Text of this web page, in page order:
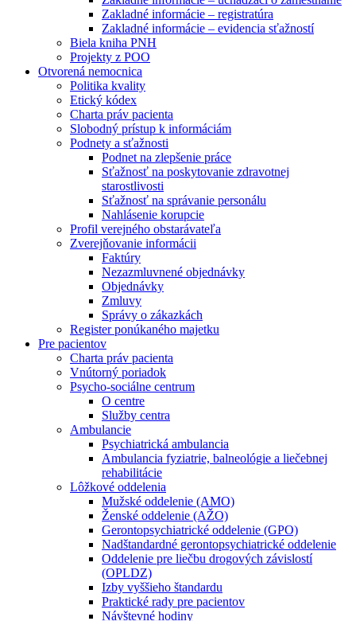
Zakladné informácie – registratúra
Zakladné informácie – evidencia sťažností
Biela kniha PNH
Projekty z POO
Otvorená nemocnica
Politika kvality
Etický kódex
Charta práv pacienta
Slobodný prístup k informáciám
Podnety a sťažnosti
Podnet na zlepšenie práce
Sťažnosť na poskytovanie zdravotnej
starostlivosti
Sťažnosť na správanie personálu
Nahlásenie korupcie
Profil verejného obstarávateľa
Zverejňovanie informácii
Faktúry
Nezazmluvnené objednávky
Objednávky
Zmluvy
Správy o zákazkách
Register ponúkaného majetku
Pre pacientov
Charta práv pacienta
Vnútorný poriadok
Psycho-sociálne centrum
O centre
Služby centra
Ambulancie
Psychiatrická ambulancia
Ambulancia fyziatrie, balneológie a liečebnej
rehabilitácie
Lôžkové oddelenia
Mužské oddelenie (AMO)
Ženské oddelenie (AŽO)
Gerontopsychiatrické oddelenie (GPO)
Nadštandardné gerontopsychiatrické oddelenie
Oddelenie pre liečbu drogových závislostí
(OPLDZ)
Izby vyššieho štandardu
Praktické rady pre pacientov
Návštevné hodiny